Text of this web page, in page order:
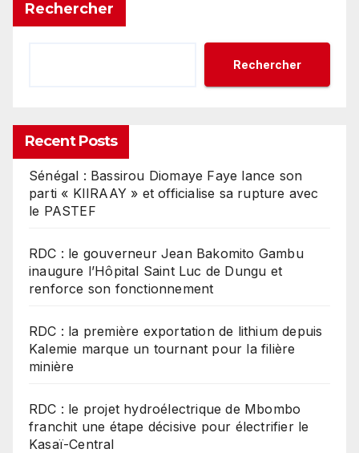
Rechercher
Rechercher
Recent Posts
Sénégal : Bassirou Diomaye Faye lance son
parti « KIIRAAY » et officialise sa rupture avec
le PASTEF
RDC : le gouverneur Jean Bakomito Gambu
inaugure l’Hôpital Saint Luc de Dungu et
renforce son fonctionnement
RDC : la première exportation de lithium depuis
Kalemie marque un tournant pour la filière
minière
RDC : le projet hydroélectrique de Mbombo
franchit une étape décisive pour électrifier le
Kasaï-Central